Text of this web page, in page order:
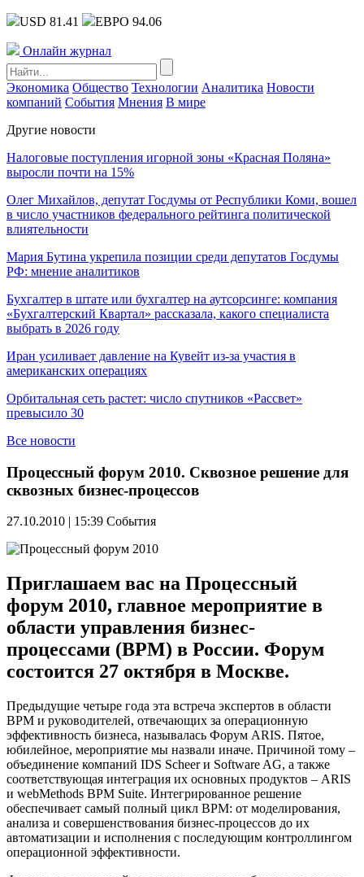
USD 81.41 ЕВРО 94.06
Онлайн журнал
Экономика Общество Технологии Аналитика Новости
компаний События Мнения В мире
Другие новости
Налоговые поступления игорной зоны «Красная Поляна»
выросли почти на 15%
Олег Михайлов, депутат Госдумы от Республики Коми, вошел
в число участников федерального рейтинга политической
влиятельности
Мария Бутина укрепила позиции среди депутатов Госдумы
РФ: мнение аналитиков
Бухгалтер в штате или бухгалтер на аутсорсинге: компания
«Бухгалтерский Квартал» рассказала, какого специалиста
выбрать в 2026 году
Иран усиливает давление на Кувейт из-за участия в
американских операциях
Орбитальная сеть растет: число спутников «Рассвет»
превысило 30
Все новости
Процессный форум 2010. Сквозное решение для
сквозных бизнес-процессов
27.10.2010 | 15:39 События
Приглашаем вас на Процессный
форум 2010, главное мероприятие в
области управления бизнес-
процессами (BPM) в России. Форум
состоится 27 октября в Москве.
Предыдущие четыре года эта встреча экспертов в области
BPM и руководителей, отвечающих за операционную
эффективность бизнеса, называлась Форум ARIS. Пятое,
юбилейное, мероприятие мы назвали иначе. Причиной тому –
объединение компаний IDS Scheer и Software AG, а также
соответствующая интеграция их основных продуктов – ARIS
и webMethods BPM Suite. Интегрированное решение
обеспечивает самый полный цикл BPM: от моделирования,
анализа и совершенствования бизнес-процессов до их
автоматизации и исполнения с последующим контроллингом
операционной эффективности.